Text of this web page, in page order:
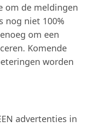
om de meldingen
nog niet 100%
om een
Komende
worden
advertenties in